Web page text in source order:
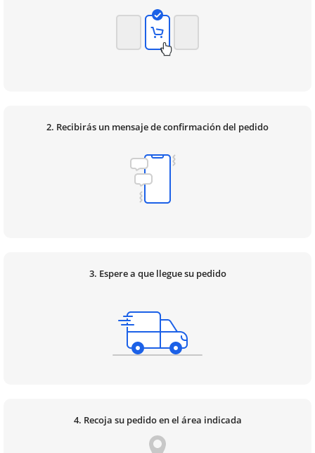
2. Recibirás un mensaje de confirmación del pedido
3. Espere a que llegue su pedido
4. Recoja su pedido en el área indicada